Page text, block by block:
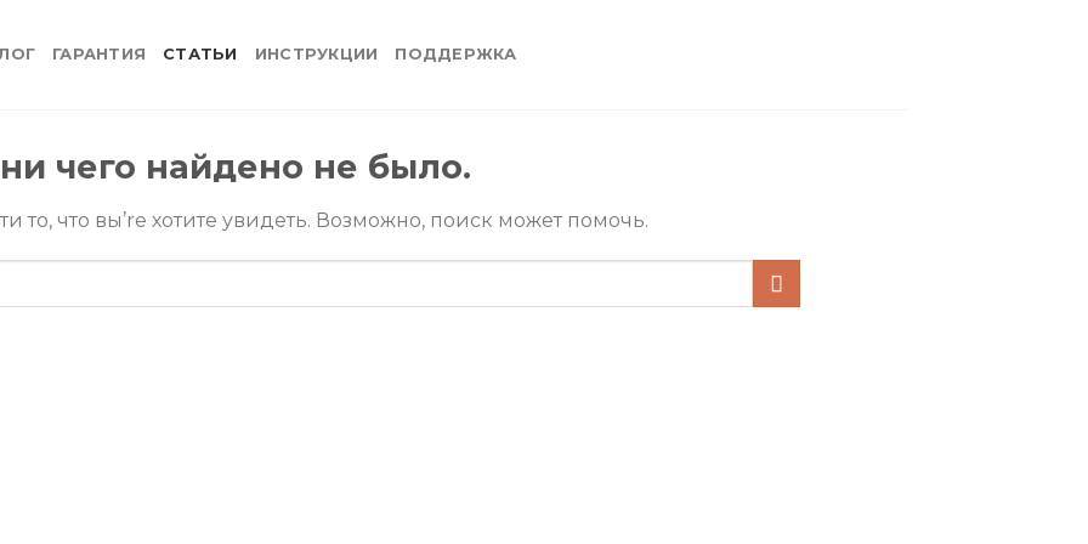
ГАРАНТИЯ СТАТЬИ ИНСТРУКЦИИ ПОДДЕРЖКА
чего найдено не было.
то, что вы’re хотите увидеть. Возможно, поиск может помочь.